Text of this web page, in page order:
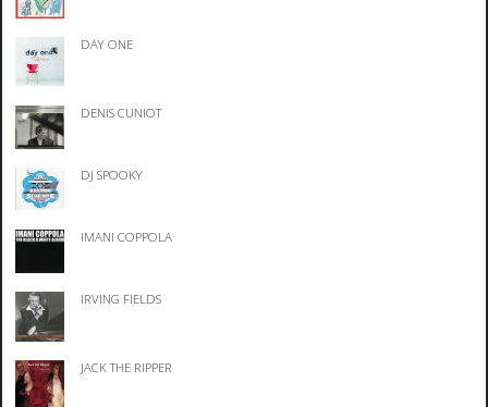
DAY ONE
DENIS CUNIOT
DJ SPOOKY
IMANI COPPOLA
IRVING FIELDS
JACK THE RIPPER